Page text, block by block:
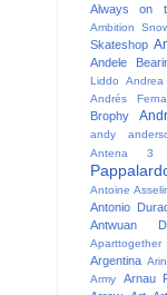
Always on
Ambition
Skateshop
Andele
Liddo
Andrea
Andrés
Brophy
andy
Antena 3
Antoine
Antonio
Antwuan
Aparttogether
Argentina
Army
Arnau